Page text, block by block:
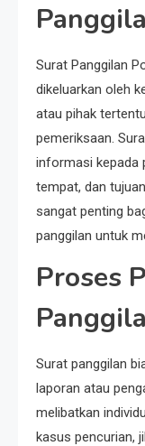
Surat Panggilan
dikeluarkan oleh
atau pihak
pemeriksaan.
informasi kepada
tempat, dan
sangat penting
panggilan untuk
Proses
Surat panggilan
laporan atau
melibatkan
kasus pencurian,